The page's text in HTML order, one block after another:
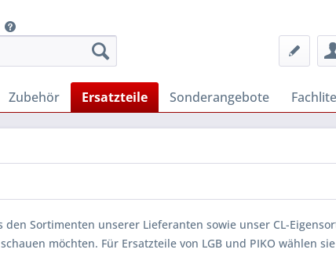
Zubehör Ersatzteile Sonderangebote
Sortimenten unserer Lieferanten sowie unser CL-
möchten. Für Ersatzteile von LGB und PIKO wählen